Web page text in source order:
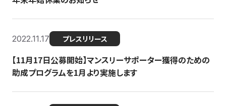
2022.11.17 プレスリリース
【11月17日公募開始】マンスリーサポーター獲得のための
助成プログラムを1月より実施します